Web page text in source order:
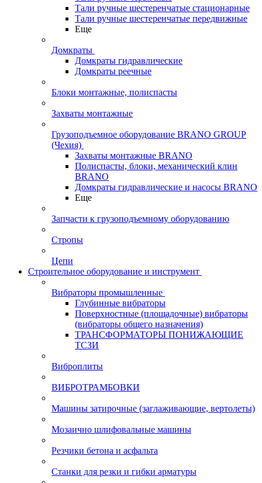
Тали ручные шестеренчатые стационарные
Тали ручные шестеренчатые передвижные
Еще
Домкраты
Домкраты гидравлические
Домкраты реечные
Блоки монтажные, полиспасты
Захваты монтажные
Грузоподъемное оборудование BRANO GROUP
(Чехия)
Захваты монтажные BRANO
Полиспасты, блоки, механический клин
BRANO
Домкраты гидравлические и насосы BRANO
Еще
Запчасти к грузоподъемному оборудованию
Стропы
Цепи
Строительное оборудование и инструмент
Вибраторы промышленные
Глубинные вибраторы
Поверхностные (площадочные) вибраторы
(вибраторы общего назначения)
ТРАНСФОРМАТОРЫ ПОНИЖАЮЩИЕ
ТСЗИ
Виброплиты
ВИБРОТРАМБОВКИ
Машины затирочные (заглаживающие, вертолеты)
Мозаично шлифовальные машины
Резчики бетона и асфальта
Станки для резки и гибки арматуры